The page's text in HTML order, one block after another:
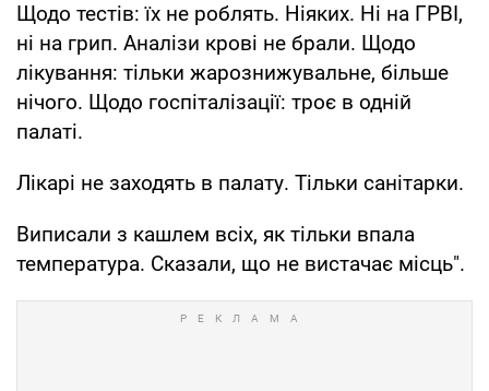
Щодо тестів: їх не роблять. Ніяких. Ні на ГРВІ,
ні на грип. Аналізи крові не брали. Щодо
лікування: тільки жарознижувальне, більше
нічого. Щодо госпіталізації: троє в одній
палаті.
Лікарі не заходять в палату. Тільки санітарки.
Виписали з кашлем всіх, як тільки впала
температура. Сказали, що не вистачає місць".